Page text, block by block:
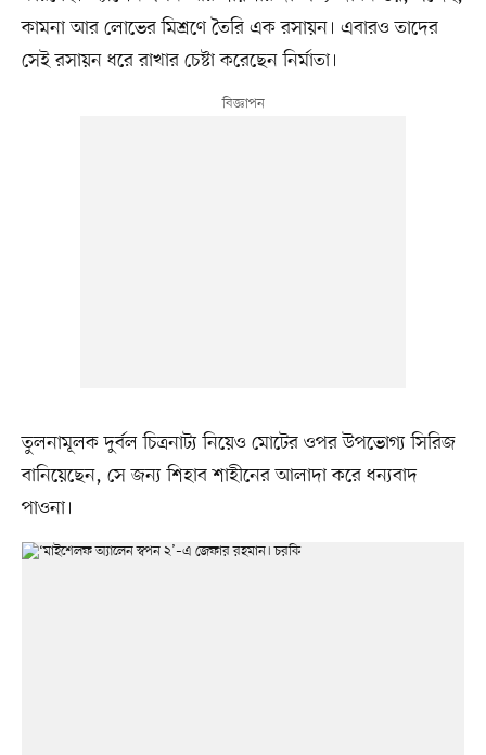
কামনা আর লোভের মিশ্রণে তৈরি এক রসায়ন। এবারও তাদের
সেই রসায়ন ধরে রাখার চেষ্টা করেছেন নির্মাতা।
তুলনামূলক দুর্বল চিত্রনাট্য নিয়েও মোটের ওপর উপভোগ্য সিরিজ
বানিয়েছেন, সে জন্য শিহাব শাহীনের আলাদা করে ধন্যবাদ
পাওনা।